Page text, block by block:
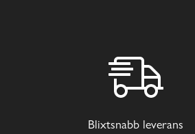
Blixtsnabb leverans